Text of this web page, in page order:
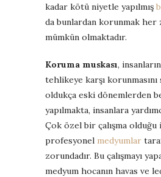
kadar kötü niyetle yapılmış
da bunlardan korunmak her
mümkün olmaktadır.
Koruma muskası,
tehlikeye karşı korunmasını
oldukça eski dönemlerden
yapılmakta, insanlara
Çok özel bir çalışma olduğu
profesyonel medyumlar
zorundadır. Bu çalışmayı
medyum hocanın havas ve